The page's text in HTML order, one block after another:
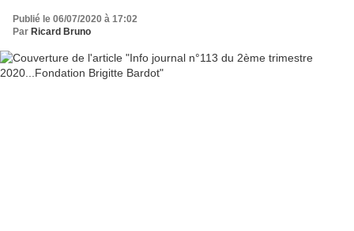
Publié le 06/07/2020 à 17:02
Par Ricard Bruno